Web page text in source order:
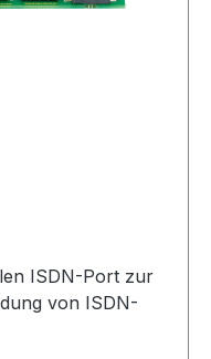
ISDN-Port zur
von ISDN-